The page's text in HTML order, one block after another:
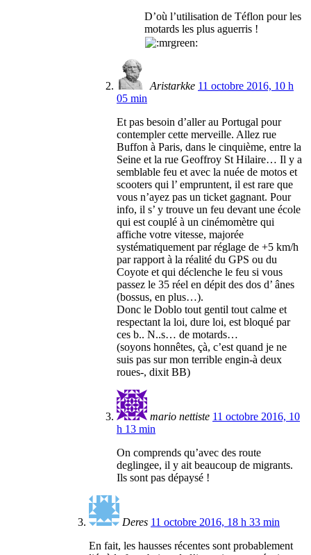
D’où l’utilisation de Téflon pour les
motards les plus aguerris !
Aristarkke 11 octobre 2016, 10 h
05 min
Et pas besoin d’aller au Portugal pour
contempler cette merveille. Allez rue
Buffon à Paris, dans le cinquième, entre la
Seine et la rue Geoffroy St Hilaire… Il y a
semblable feu et avec la nuée de motos et
scooters qui l’ empruntent, il est rare que
vous n’ayez pas un ticket gagnant. Pour
info, il s’ y trouve un feu devant une école
qui est couplé à un cinémomètre qui
affiche votre vitesse, majorée
systématiquement par réglage de +5 km/h
par rapport à la réalité du GPS ou du
Coyote et qui déclenche le feu si vous
passez le 35 réel en dépit des dos d’ ânes
(bossus, en plus…).
Donc le Doblo tout gentil tout calme et
respectant la loi, dure loi, est bloqué par
ces b.. N..s… de motards…
(soyons honnêtes, çà, c’est quand je ne
suis pas sur mon terrible engin-à deux
roues-, dixit BB)
mario nettiste 11 octobre 2016, 10
h 13 min
On comprends qu’avec des route
deglingee, il y ait beaucoup de migrants.
Ils sont pas dépaysé !
Deres 11 octobre 2016, 18 h 33 min
En fait, les hausses récentes sont probablement